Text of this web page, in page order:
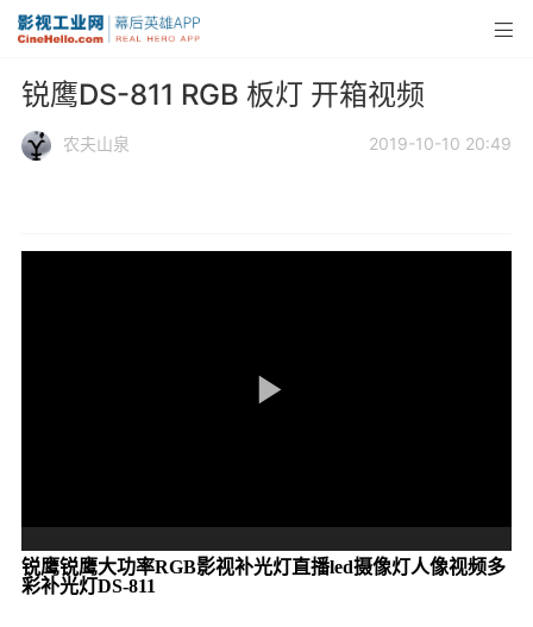
锐鹰DS-811 RGB 板灯 开箱视频
农夫山泉 2019-10-10 20:49
锐鹰锐鹰大功率RGB影视补光灯直播led摄像灯人像视频多
彩补光灯DS-811